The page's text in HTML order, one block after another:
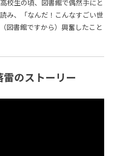
校生の頃、図書館で偶然手にと
み、「なんだ！こんなすごい世
図書館ですから）興奮したこと
のストーリー